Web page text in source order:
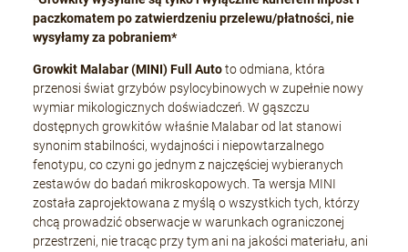
paczkomatem po zatwierdzeniu przelewu/płatności, nie
wysyłamy za pobraniem*
Growkit Malabar (MINI) Full Autoto odmiana, która
przenosi świat grzybów psylocybinowych w zupełnie nowy
wymiar mikologicznych doświadczeń. W gąszczu
dostępnych growkitów właśnie Malabar od lat stanowi
synonim stabilności, wydajności i niepowtarzalnego
fenotypu, co czyni go jednym z najczęściej wybieranych
zestawów do badań mikroskopowych. Ta wersja MINI
została zaprojektowana z myślą o wszystkich tych, którzy
chcą prowadzić obserwacje w warunkach ograniczonej
przestrzeni, nie tracąc przy tym ani na jakości materiału, ani